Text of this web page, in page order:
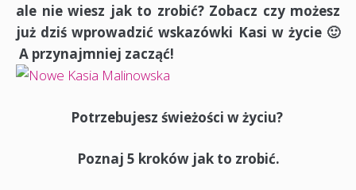
ale nie wiesz jak to zrobić? Zobacz czy możesz
już dziś wprowadzić wskazówki Kasi w życie 🙂
A przynajmniej zacząć!
Potrzebujesz świeżości w życiu?
Poznaj 5 kroków jak to zrobić.